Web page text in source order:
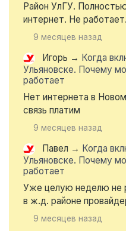
Район УлГУ.
интернет. Не
9 месяцев назад
Игорь → Когда
Ульяновске. Почему
работает
Нет интернета в
связь платим
9 месяцев назад
Павел → Когда
Ульяновске. Почему
работает
Уже целую неделю не
в ж.д. районе
9 месяцев назад